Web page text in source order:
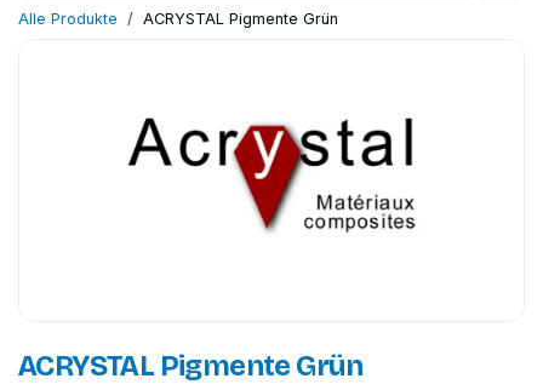
Alle Produkte ACRYSTAL Pigmente Grün
ACRYSTAL Pigmente Grün